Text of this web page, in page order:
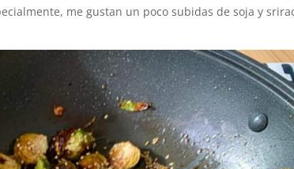
me gustan un poco subidas de soja y